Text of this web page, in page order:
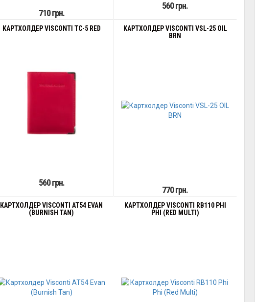
710 грн.
560 грн.
КАРТХОЛДЕР VISCONTI TC-5 RED
560 грн.
КАРТХОЛДЕР VISCONTI VSL-25 OIL
BRN
770 грн.
КАРТХОЛДЕР VISCONTI AT54 EVAN
(BURNISH TAN)
КАРТХОЛДЕР VISCONTI RB110 PHI
PHI (RED MULTI)